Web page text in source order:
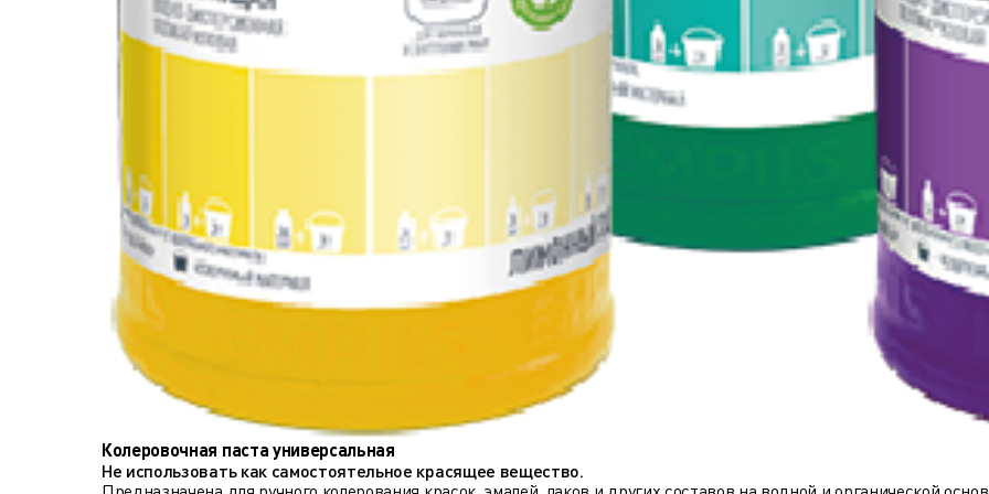
Колеровочная паста универсальная
Не использовать как самостоятельное красящее вещество.